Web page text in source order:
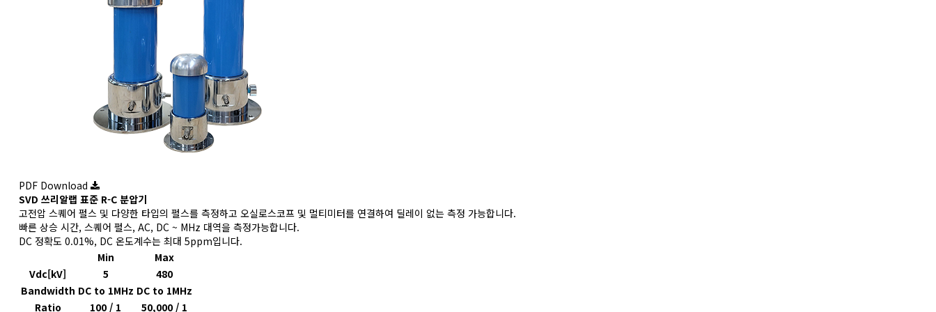
PDF Download
SVD 쓰리알랩 표준 R-C 분압기
고전압 스퀘어 펄스 및 다양한 타입의 펄스를 측정하고 오실로스코프 및 멀티미터를 연결하여 딜레이 없는 측정 가능합니다.
빠른 상승 시간, 스퀘어 펄스, AC, DC ~ MHz 대역을 측정가능합니다.
DC 정확도 0.01%, DC 온도계수는 최대 5ppm입니다.
Min
Max
Vdc[kV]
5
480
Bandwidth DC to 1MHz DC to 1MHz
Ratio
100 / 1 50,000 / 1